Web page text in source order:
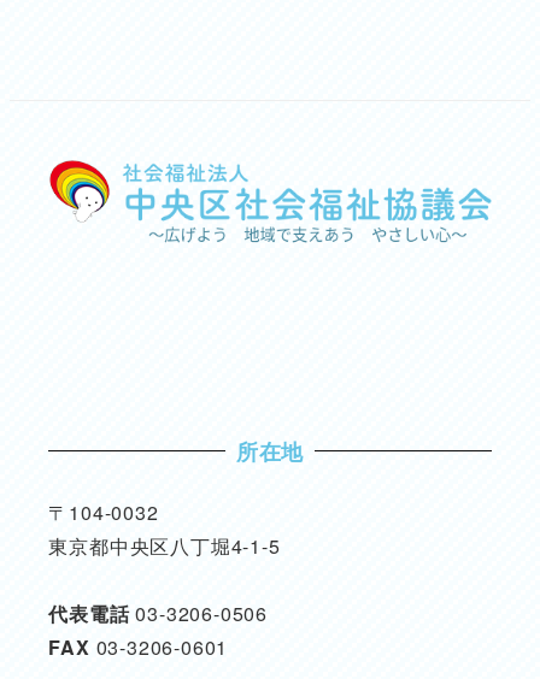
所在地
〒104-0032
東京都中央区八丁堀4-1-5
代表電話03-3206-0506
FAX 03-3206-0601